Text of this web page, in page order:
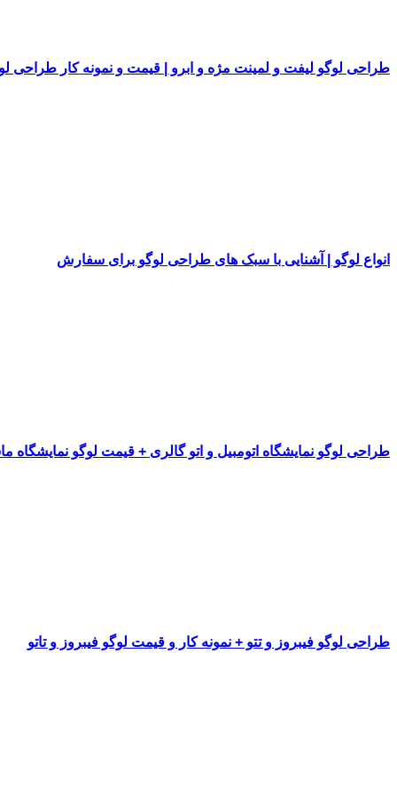
طراحی لوگو لیفت و لمینت مژه و ابرو | قیمت و نمونه کار طراحی
انواع لوگو | آشنایی با سبک های طراحی لوگو برای سفارش
طراحی لوگو نمایشگاه اتومبیل و اتو گالری + قیمت لوگو نمایشگاه
طراحی لوگو فیبروز و تتو + نمونه کار و قیمت لوگو فیبروز و تاتو